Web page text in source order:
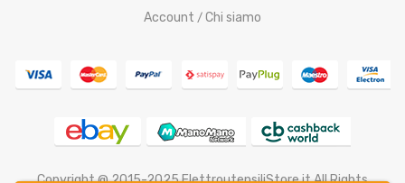
Account / Chi siamo
Copyright @ 2015-2025 ElettroutensiliStore.it All Rights